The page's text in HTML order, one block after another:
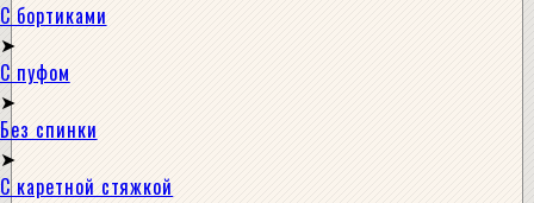
С бортиками
С пуфом
Без спинки
С каретной стяжкой